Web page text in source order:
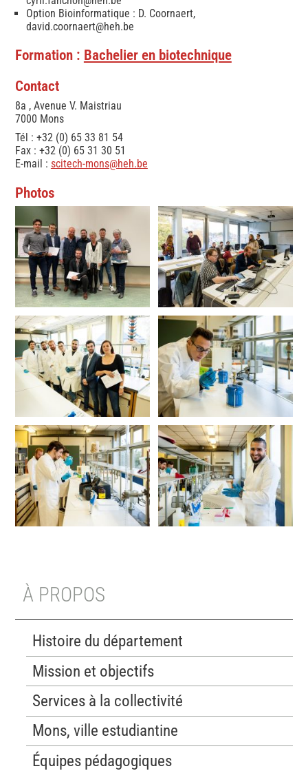
Option Bioinformatique : D. Coornaert,
david.coornaert@heh.be
Formation : Bachelier en biotechnique
Contact
8a , Avenue V. Maistriau
7000 Mons
Tél : +32 (0) 65 33 81 54
Fax : +32 (0) 65 31 30 51
E-mail : scitech-mons@heh.be
Photos
À PROPOS
Histoire du département
Mission et objectifs
Services à la collectivité
Mons, ville estudiantine
Équipes pédagogiques